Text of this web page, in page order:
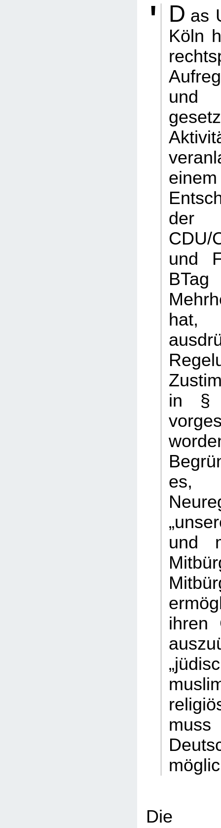
D as
Köln
und
einem
der
und
in §
und
ihren
Die